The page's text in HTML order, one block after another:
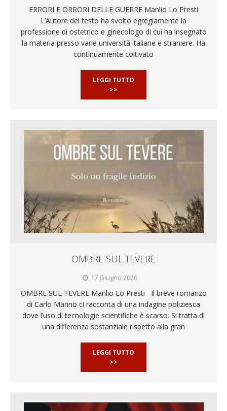
ERRORI E ORRORI DELLE GUERRE Manlio Lo Presti
L’Autore del testo ha svolto egregiamente la
professione di ostetrico e ginecologo di cui ha insegnato
la materia presso varie università italiane e straniere. Ha
continuamente coltivato
LEGGI TUTTO
>>
OMBRE SUL TEVERE
17 Giugno 2026
OMBRE SUL TEVERE Manlio Lo Presti Il breve romanzo
di Carlo Marino ci racconta di una indagine poliziesca
dove l’uso di tecnologie scientifiche è scarso. Si tratta di
una differenza sostanziale rispetto alla gran
LEGGI TUTTO
>>